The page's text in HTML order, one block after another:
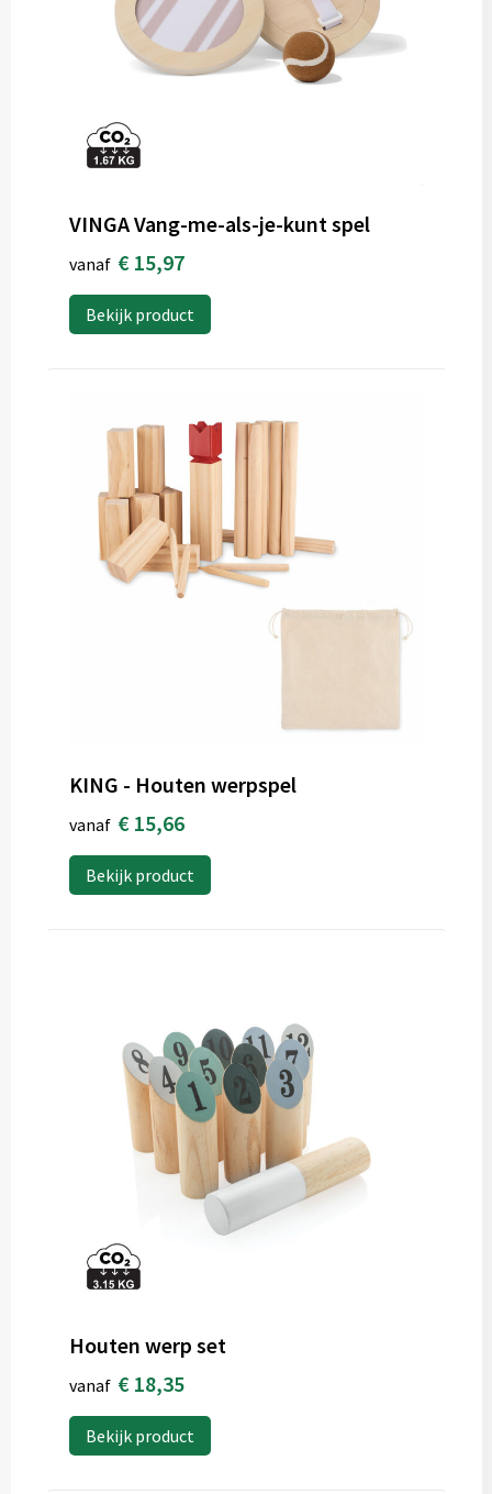
VINGA Vang-me-als-je-kunt spel
vanaf € 15,97
Bekijk product
KING - Houten werpspel
vanaf € 15,66
Bekijk product
Houten werp set
vanaf € 18,35
Bekijk product